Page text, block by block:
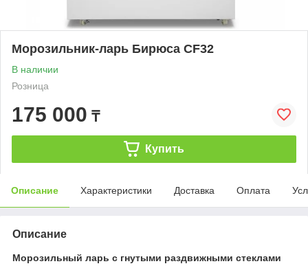
Морозильник-ларь Бирюса CF32
В наличии
Розница
175 000 ₸
Купить
Описание Характеристики Доставка Оплата
Описание
Морозильный ларь с гнутыми раздвижными стеклами